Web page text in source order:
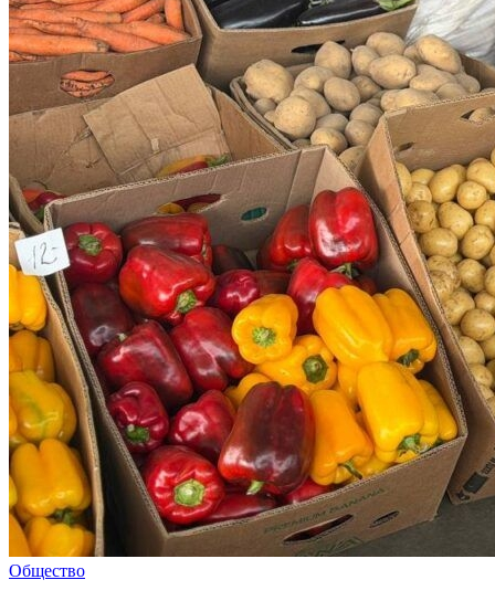
Общество